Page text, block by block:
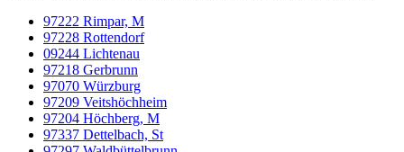
97222 Rimpar, M
97228 Rottendorf
09244 Lichtenau
97218 Gerbrunn
97070 Würzburg
97209 Veitshöchheim
97204 Höchberg, M
97337 Dettelbach, St